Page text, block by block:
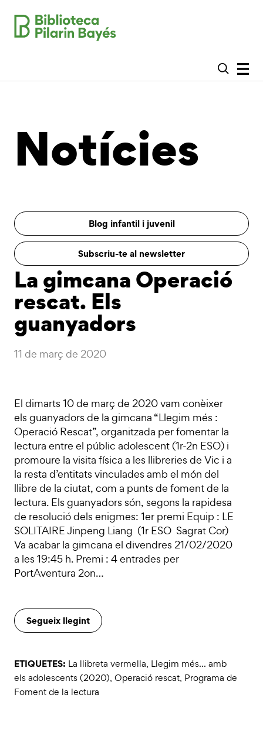
Notícies
Blog infantil i juvenil
Subscriu-te al newsletter
La gimcana Operació
rescat. Els
guanyadors
11 de març de 2020
El dimarts 10 de març de 2020 vam conèixer
els guanyadors de la gimcana “Llegim més :
Operació Rescat”, organitzada per fomentar la
lectura entre el públic adolescent (1r-2n ESO) i
promoure la visita física a les llibreries de Vic i a
la resta d’entitats vinculades amb el món del
llibre de la ciutat, com a punts de foment de la
lectura. Els guanyadors són, segons la rapidesa
de resolució dels enigmes: 1er premi Equip : LE
SOLITAIRE Jinpeng Liang (1r ESO Sagrat Cor)
Va acabar la gimcana el divendres 21/02/2020
a les 19:45 h. Premi : 4 entrades per
PortAventura 2on…
Segueix llegint
ETIQUETES: La llibreta vermella, Llegim més... amb
els adolescents (2020), Operació rescat, Programa de
Foment de la lectura